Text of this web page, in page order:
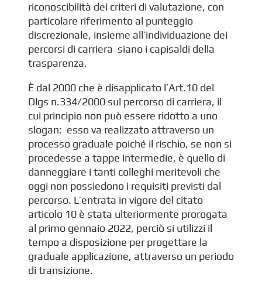
riconoscibilità dei criteri di valutazione, con
particolare riferimento al punteggio
discrezionale, insieme all’individuazione dei
percorsi di carriera siano i capisaldi della
trasparenza.
È dal 2000 che è disapplicato l’Art.10 del
Dlgs n.334/2000 sul percorso di carriera, il
cui principio non può essere ridotto a uno
slogan: esso va realizzato attraverso un
processo graduale poiché il rischio, se non si
procedesse a tappe intermedie, è quello di
danneggiare i tanti colleghi meritevoli che
oggi non possiedono i requisiti previsti dal
percorso. L’entrata in vigore del citato
articolo 10 è stata ulteriormente prorogata
al primo gennaio 2022, perciò si utilizzi il
tempo a disposizione per progettare la
graduale applicazione, attraverso un periodo
di transizione.